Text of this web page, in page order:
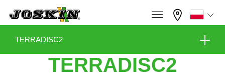
Menu
×
×
Zaznacz wybrany język
Français
TERRADISC2
WyposażenieTERRADISC2